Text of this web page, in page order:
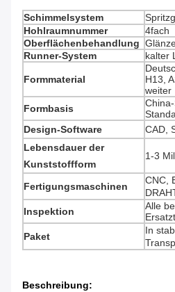
Schimmelsystem
Hohlraumnummer
4fach
Oberflächenbehandlung
Runner-System
kalter
Formmaterial
H13,
weiter
Formbasis
Design-Software
CAD,
Lebensdauer der
Kunststoffform
1-3
Fertigungsmaschinen
CNC,
Inspektion
Alle
Paket
In
Beschreibung: